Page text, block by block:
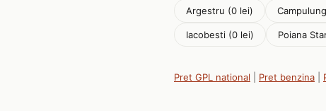
Argestru (0 lei)
Iacobesti (0 lei) Poiana
Pret GPL national Pret benzina